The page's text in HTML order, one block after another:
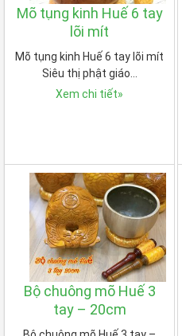
Mõ tụng kinh Huế 6 tay
lõi mít
Mõ tụng kinh Huế 6 tay lõi mít
Siêu thị phật giáo…
Xem chi tiết»
Bộ chuông mõ Huế 3
tay – 20cm